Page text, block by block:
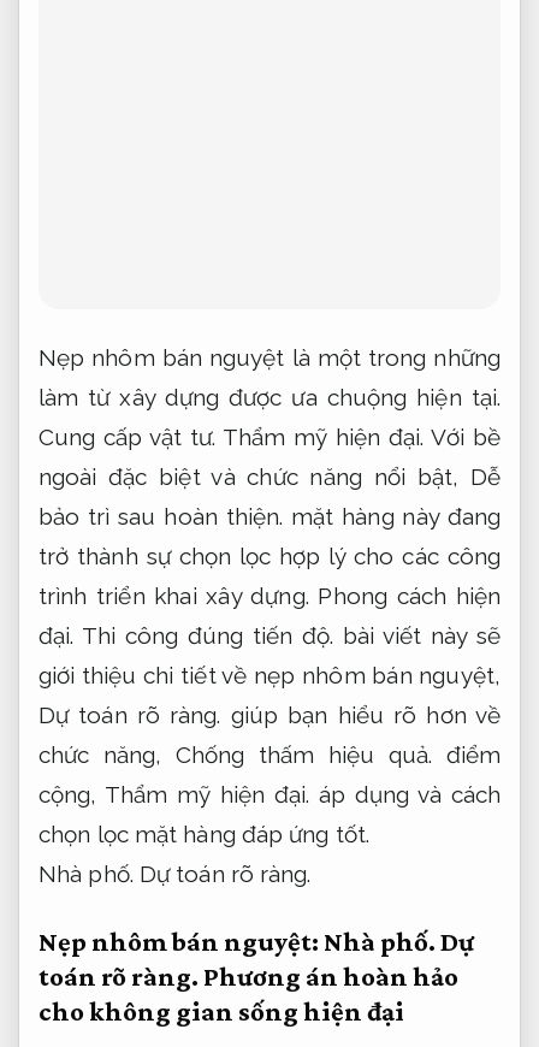
Nẹp nhôm bán nguyệt là một trong những
làm từ xây dựng được ưa chuộng hiện tại.
Cung cấp vật tư. Thẩm mỹ hiện đại. Với bề
ngoài đặc biệt và chức năng nổi bật, Dễ
bảo trì sau hoàn thiện. mặt hàng này đang
trở thành sự chọn lọc hợp lý cho các công
trình triển khai xây dựng. Phong cách hiện
đại. Thi công đúng tiến độ. bài viết này sẽ
giới thiệu chi tiết về nẹp nhôm bán nguyệt,
Dự toán rõ ràng. giúp bạn hiểu rõ hơn về
chức năng, Chống thấm hiệu quả. điểm
cộng, Thẩm mỹ hiện đại. áp dụng và cách
chọn lọc mặt hàng đáp ứng tốt.
Nhà phố. Dự toán rõ ràng.
Nẹp nhôm bán nguyệt: Nhà phố. Dự
toán rõ ràng. Phương án hoàn hảo
cho không gian sống hiện đại